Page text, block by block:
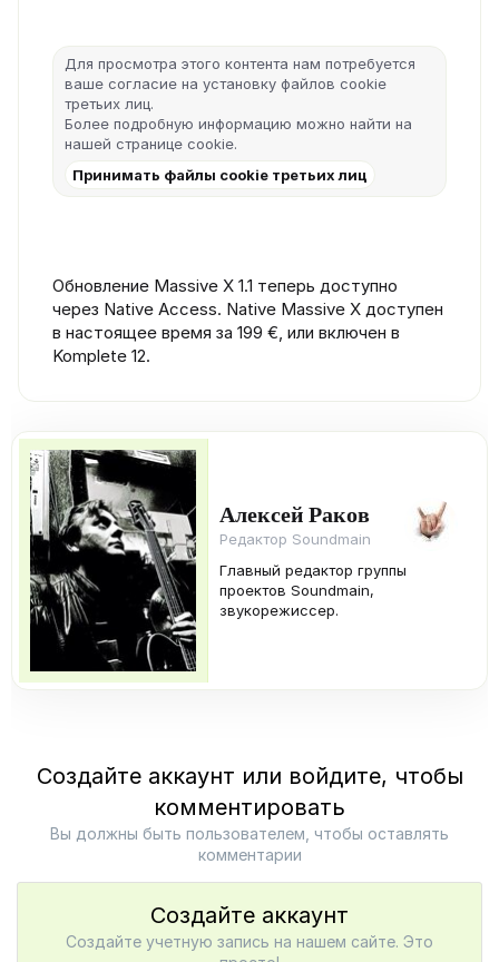
Для просмотра этого контента нам потребуется
ваше согласие на установку файлов cookie
третьих лиц.
Более подробную информацию можно найти на
нашей странице cookie.
Принимать файлы cookie третьих лиц
Обновление Massive X 1.1 теперь доступно
через Native Access. Native Massive X доступен
в настоящее время за 199 €, или включен в
Komplete 12.
Алексей Раков
Редактор Soundmain
Главный редактор группы
проектов Soundmain,
звукорежиссер.
Создайте аккаунт или войдите, чтобы
комментировать
Вы должны быть пользователем, чтобы оставлять
комментарии
Создайте аккаунт
Создайте учетную запись на нашем сайте. Это